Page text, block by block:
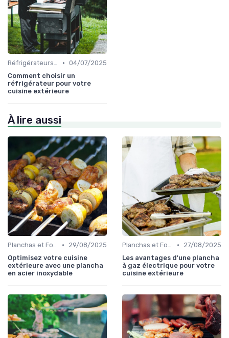
Réfrigérateurs et Solutions de Stockage • 04/07/2025
Comment choisir un
réfrigérateur pour votre
cuisine extérieure
À lire aussi
Planchas et Fours à Pizza •
29/08/2025
Optimisez votre cuisine
extérieure avec une plancha
en acier inoxydable
Planchas et Fours à Pizza •
27/08/2025
Les avantages d'une plancha
à gaz électrique pour votre
cuisine extérieure